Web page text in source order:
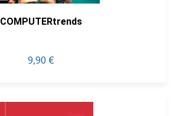
COMPUTERtrends
9,90 €